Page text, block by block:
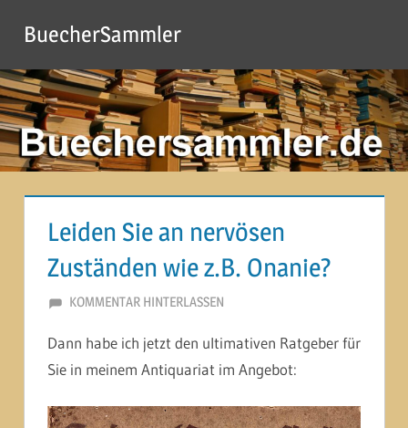
Inhalt
springen
BuecherSammler
Leiden Sie an nervösen
Zuständen wie z.B. Onanie?
24. SEPTEMBER 2014
MARTINA BERG
KOMMENTAR HINTERLASSEN
Dann habe ich jetzt den ultimativen Ratgeber für
Sie in meinem Antiquariat im Angebot: